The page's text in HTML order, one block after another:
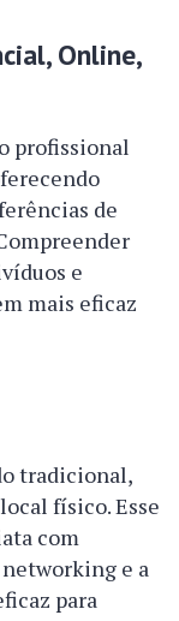
Online,
profissional
de
e
mais eficaz
tradicional,
físico. Esse
com
e a
para